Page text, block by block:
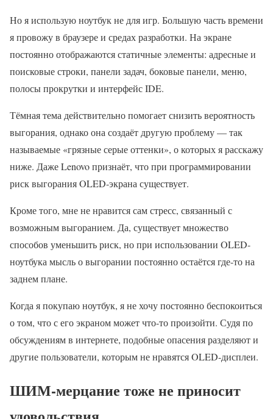
Но я использую ноутбук не для игр. Большую часть времени
я провожу в браузере и средах разработки. На экране
постоянно отображаются статичные элементы: адресные и
поисковые строки, панели задач, боковые панели, меню,
полосы прокрутки и интерфейс IDE.
Тёмная тема действительно помогает снизить вероятность
выгорания, однако она создаёт другую проблему — так
называемые «грязные серые оттенки», о которых я расскажу
ниже. Даже Lenovo признаёт, что при программировании
риск выгорания OLED-экрана существует.
Кроме того, мне не нравится сам стресс, связанный с
возможным выгоранием. Да, существует множество
способов уменьшить риск, но при использовании OLED-
ноутбука мысль о выгорании постоянно остаётся где-то на
заднем плане.
Когда я покупаю ноутбук, я не хочу постоянно беспокоиться
о том, что с его экраном может что-то произойти. Судя по
обсуждениям в интернете, подобные опасения разделяют и
другие пользователи, которым не нравятся OLED-дисплеи.
ШИМ-мерцание тоже не приносит